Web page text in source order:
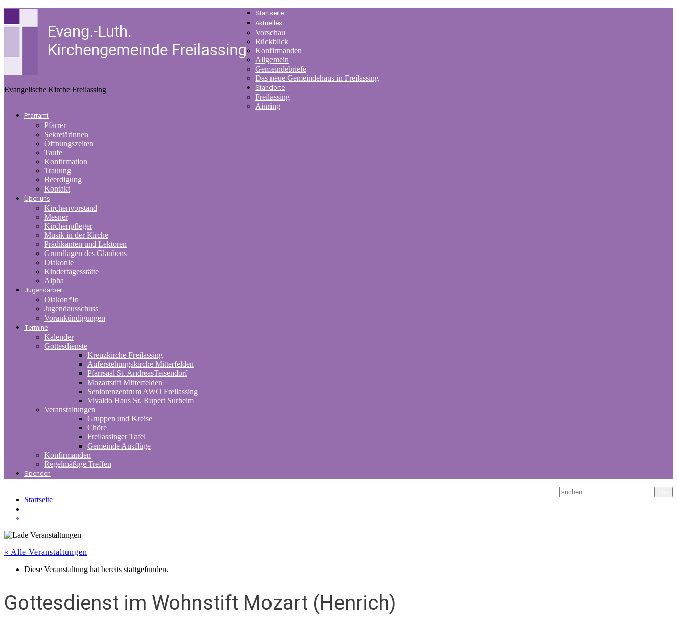
Evangelische Kirche Freilassing
Startseite
Aktuelles
Vorschau
Rückblick
Konfirmanden
Allgemein
Gemeindebriefe
Das neue Gemeindehaus in Freilassing
Standorte
Freilassing
Ainring
Pfarramt
Pfarrer
Sekretärinnen
Öffnungszeiten
Taufe
Konfirmation
Trauung
Beerdigung
Kontakt
Über uns
Kirchenvorstand
Mesner
Kirchenpfleger
Musik in der Kirche
Prädikanten und Lektoren
Grundlagen des Glaubens
Diakonie
Kindertagesstätte
Alpha
Jugendarbeit
Diakon*In
Jugendausschuss
Vorankündigungen
Termine
Kalender
Gottesdienste
Kreuzkirche Freilassing
Auferstehungskirche Mitterfelden
Pfarrsaal St. AndreasTeisendorf
Mozartstift Mitterfelden
Seniorenzentrum AWO Freilassing
Vivaldo Haus St. Rupert Surheim
Veranstaltungen
Gruppen und Kreise
Chöre
Freilassinger Tafel
Gemeinde Ausflüge
Konfirmanden
Regelmäßige Treffen
Spenden
Startseite
« Alle Veranstaltungen
Diese Veranstaltung hat bereits stattgefunden.
Gottesdienst im Wohnstift Mozart (Henrich)